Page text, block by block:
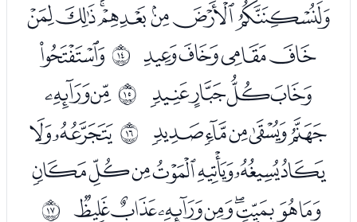
ﮗﮘﮙﮚﮛﮜﮝ
ﮞﮟﮠﮡ ﰍﮣ
ﮤﮥﮦﮧ ﰎﮩﮪ
ﮫﮬﮭﮮﮯ ﰏﮱﯓ
ﯔﯕﯖﯗﯘﯙﯚ
ﯛﯜﯝﯞﯟﯠﯡﯢ ﰐ